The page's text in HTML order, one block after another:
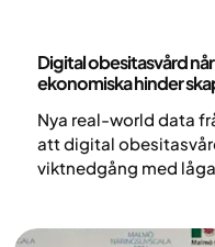
Digital obesitasvård
ekonomiska hinder
Nya real-world data
att digital
viktnedgång med